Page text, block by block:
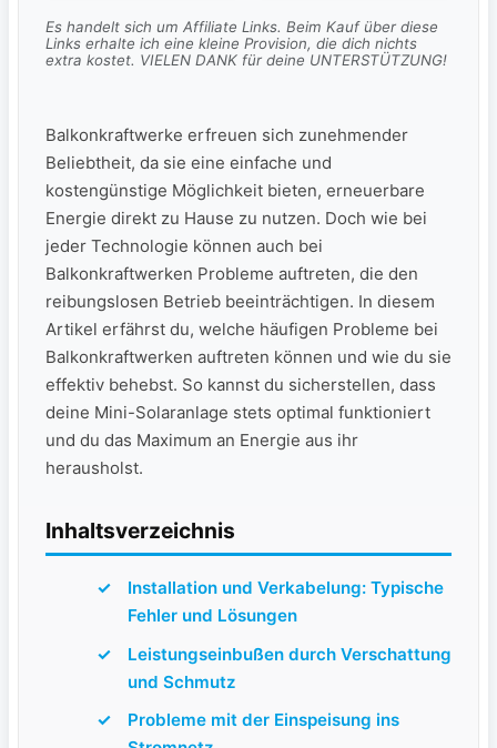
Es handelt sich um Affiliate Links. Beim Kauf über diese
Links erhalte ich eine kleine Provision, die dich nichts
extra kostet. VIELEN DANK für deine UNTERSTÜTZUNG!
Balkonkraftwerke erfreuen sich zunehmender
Beliebtheit,⁣ da sie​ eine einfache und⁢
kostengünstige Möglichkeit bieten, erneuerbare
Energie direkt zu Hause zu nutzen. Doch wie bei
⁣jeder​ Technologie können auch bei
Balkonkraftwerken Probleme auftreten, die den
reibungslosen Betrieb beeinträchtigen. ⁢In diesem
Artikel erfährst ‍du, welche häufigen Probleme bei
Balkonkraftwerken auftreten können​ und wie du ‍sie
effektiv behebst. So kannst ⁣du sicherstellen, dass
deine Mini-Solaranlage stets optimal funktioniert
und du das Maximum an Energie aus ihr
herausholst.
Inhaltsverzeichnis
Installation und Verkabelung: Typische
Fehler ⁤und Lösungen
Leistungseinbußen durch Verschattung
und Schmutz
Probleme mit ⁣der Einspeisung‍ ins